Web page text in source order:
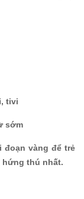
tivi
sớm
vàng để trẻ
hứng thú nhất.